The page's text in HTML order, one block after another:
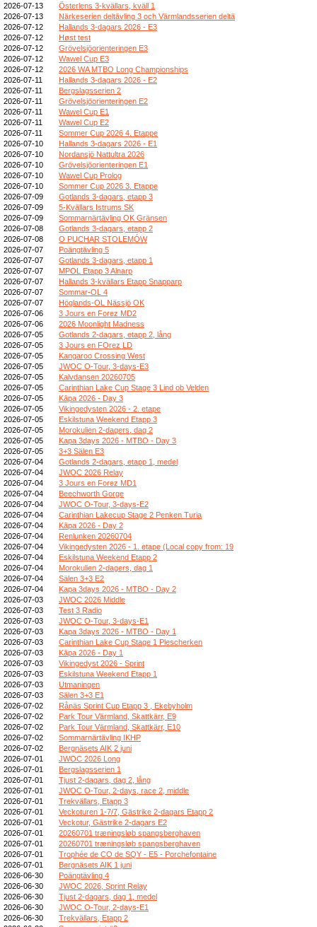
2026-07-13
Österlens 3-kvällars, kväll 1
2026-07-13
Närkeserien deltävling 3 och Värmlandsserien deltä
2026-07-12
Hallands 3-dagars 2026 - E3
2026-07-12
Høst test
2026-07-12
Grövelsjöorienteringen E3
2026-07-12
Wawel Cup E3
2026-07-12
2026 WA MTBO Long Championships
2026-07-11
Hallands 3-dagars 2026 - E2
2026-07-11
Bergslagsserien 2
2026-07-11
Grövelsjöorienteringen E2
2026-07-11
Wawel Cup E1
2026-07-11
Wawel Cup E2
2026-07-11
Sommer Cup 2026 4. Etappe
2026-07-10
Hallands 3-dagars 2026 - E1
2026-07-10
Nordansjö Nattultra 2026
2026-07-10
Grövelsjöorienteringen E1
2026-07-10
Wawel Cup Prolog
2026-07-10
Sommer Cup 2026 3. Etappe
2026-07-09
Gotlands 3-dagars, etapp 3
2026-07-09
5-Kvällars Istrums SK
2026-07-09
Sommarnärtävling OK Gränsen
2026-07-08
Gotlands 3-dagars, etapp 2
2026-07-08
O PUCHAR STOLEMÓW
2026-07-07
Poängtävling 5
2026-07-07
Gotlands 3-dagars, etapp 1
2026-07-07
MPOL Etapp 3 Alnarp
2026-07-07
Hallands 3-kvällars Etapp Snapparp
2026-07-07
Sommar-OL 4
2026-07-07
Höglands-OL Nässjö OK
2026-07-06
3 Jours en Forez MD2
2026-07-06
2026 Moonlight Madness
2026-07-05
Gotlands 2-dagars, etapp 2, lång
2026-07-05
3 Jours en FOrez LD
2026-07-05
Kangaroo Crossing West
2026-07-05
JWOC O-Tour, 3-days-E3
2026-07-05
Kalvdansen 20260705
2026-07-05
Carinthian Lake Cup Stage 3 Lind ob Velden
2026-07-05
Kāpa 2026 - Day 3
2026-07-05
Vikingedysten 2026 - 2. etape
2026-07-05
Eskilstuna Weekend Etapp 3
2026-07-05
Morokulien 2-dagers, dag 2
2026-07-05
Kapa 3days 2026 - MTBO - Day 3
2026-07-05
3+3 Sälen E3
2026-07-04
Gotlands 2-dagars, etapp 1, medel
2026-07-04
JWOC 2026 Relay
2026-07-04
3 Jours en Forez MD1
2026-07-04
Beechworth Gorge
2026-07-04
JWOC O-Tour, 3-days-E2
2026-07-04
Carinthian Lakecup Stage 2 Penken Turia
2026-07-04
Kāpa 2026 - Day 2
2026-07-04
Renlunken 20260704
2026-07-04
Vikingedysten 2026 - 1. etape (Local copy from: 19
2026-07-04
Eskilstuna Weekend Etapp 2
2026-07-04
Morokulien 2-dagers, dag 1
2026-07-04
Sälen 3+3 E2
2026-07-04
Kapa 3days 2026 - MTBO - Day 2
2026-07-03
JWOC 2026 Middle
2026-07-03
Test 3 Radio
2026-07-03
JWOC O-Tour, 3-days-E1
2026-07-03
Kapa 3days 2026 - MTBO - Day 1
2026-07-03
Carinthian Lake Cup Stage 1 Plescherken
2026-07-03
Kāpa 2026 - Day 1
2026-07-03
Vikingedyst 2026 - Sprint
2026-07-03
Eskilstuna Weekend Etapp 1
2026-07-03
Utmaningen
2026-07-03
Sälen 3+3 E1
2026-07-02
Rånäs Sprint Cup Etapp 3 , Ekebyholm
2026-07-02
Park Tour Värmland, Skattkärr, E9
2026-07-02
Park Tour Värmland, Skattkärr, E10
2026-07-02
Sommarnärtävling IKHP
2026-07-02
Bergnäsets AIK 2 juni
2026-07-01
JWOC 2026 Long
2026-07-01
Bergslagsserien 1
2026-07-01
Tjust 2-dagars, dag 2, lång
2026-07-01
JWOC O-Tour, 2-days, race 2, middle
2026-07-01
Trekvällars, Etapp 3
2026-07-01
Veckoturen 1-7/7, Gästrike 2-dagars Etapp 2
2026-07-01
Veckotur, Gästrike 2-dagars E2
2026-07-01
20260701 træningsløb spangsberghaven
2026-07-01
20260701 træningsløb spangsberghaven
2026-07-01
Trophée de CO de SQY - E5 - Porchefontaine
2026-07-01
Bergnäsets AIK 1 juni
2026-06-30
Poängtävling 4
2026-06-30
JWOC 2026, Sprint Relay
2026-06-30
Tjust 2-dagars, dag 1, medel
2026-06-30
JWOC O-Tour, 2-days-E1
2026-06-30
Trekvällars, Etapp 2